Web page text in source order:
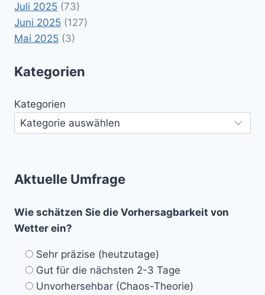
Juli 2025 (73)
Juni 2025 (127)
Mai 2025 (3)
Kategorien
Kategorien
Aktuelle Umfrage
Wie schätzen Sie die Vorhersagbarkeit von
Wetter ein?
Sehr präzise (heutzutage)
Gut für die nächsten 2-3 Tage
Unvorhersehbar (Chaos-Theorie)